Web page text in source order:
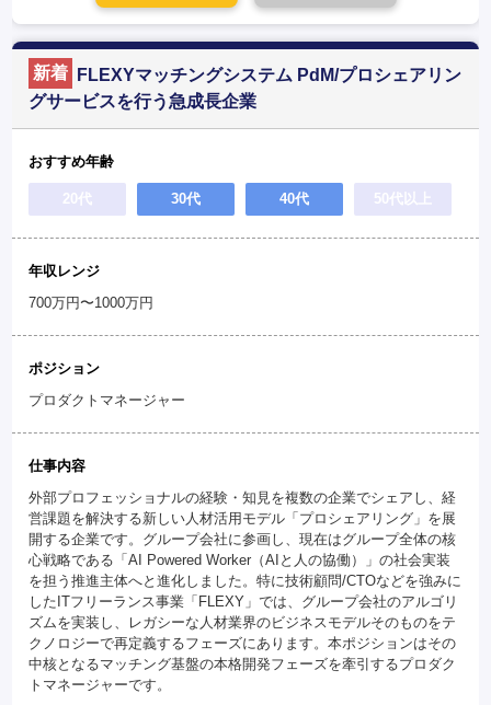
新着
FLEXYマッチングシステム PdM/プロシェアリン
グサービスを行う急成長企業
おすすめ年齢
20代 30代 40代 50代以上
年収レンジ
700万円〜1000万円
ポジション
プロダクトマネージャー
仕事内容
外部プロフェッショナルの経験・知見を複数の企業でシェアし、経
営課題を解決する新しい人材活用モデル「プロシェアリング」を展
開する企業です。グループ会社に参画し、現在はグループ全体の核
心戦略である「AI Powered Worker（AIと人の協働）」の社会実装
を担う推進主体へと進化しました。特に技術顧問/CTOなどを強みに
したITフリーランス事業「FLEXY」では、グループ会社のアルゴリ
ズムを実装し、レガシーな人材業界のビジネスモデルそのものをテ
クノロジーで再定義するフェーズにあります。本ポジションはその
中核となるマッチング基盤の本格開発フェーズを牽引するプロダク
トマネージャーです。